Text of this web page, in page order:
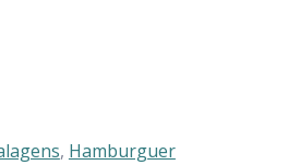
, Hamburguer